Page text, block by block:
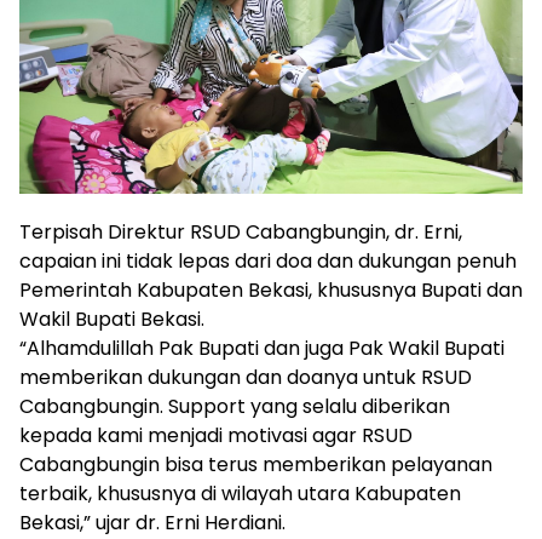
Terpisah Direktur RSUD Cabangbungin, dr. Erni,
capaian ini tidak lepas dari doa dan dukungan penuh
Pemerintah Kabupaten Bekasi, khususnya Bupati dan
Wakil Bupati Bekasi.
“Alhamdulillah Pak Bupati dan juga Pak Wakil Bupati
memberikan dukungan dan doanya untuk RSUD
Cabangbungin. Support yang selalu diberikan
kepada kami menjadi motivasi agar RSUD
Cabangbungin bisa terus memberikan pelayanan
terbaik, khususnya di wilayah utara Kabupaten
Bekasi,” ujar dr. Erni Herdiani.